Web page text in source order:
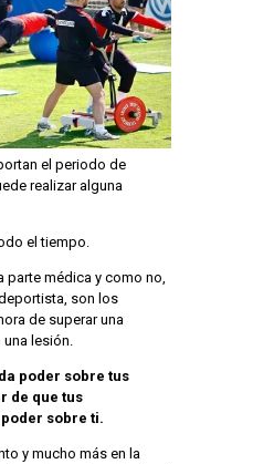
el periodo de
realizar alguna
el tiempo.
parte médica y como no,
son los
de superar una
lesión.
poder sobre tus
de que tus
sobre ti.
y mucho más en la